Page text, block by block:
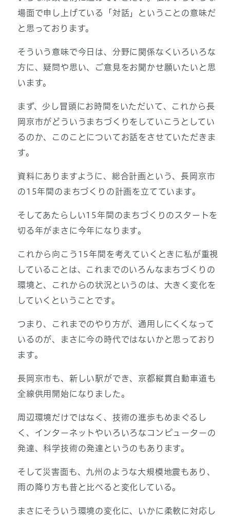
場面で申し上げている「対話」ということの意味だ
と思っております。
そういう意味で今日は、分野に関係なくいろいろな
方に、疑問や思い、ご意見をお聞かせ願いたいと思
います。
まず、少し冒頭にお時間をいただいて、これから長
岡京市がどういうまちづくりをしていこうとしてい
るのか、このことについてお話をさせていただきま
す。
資料にありますように、総合計画という、長岡京市
の15年間のまちづくりの計画を立てています。
そしてあたらしい15年間のまちづくりのスタートを
切る年がまさに今年になります。
これから向こう15年間を考えていくときに私が重視
していることは、これまでのいろんなまちづくりの
環境と、これからの状況というのは、大きく変化を
していくということです。
つまり、これまでのやり方が、通用しにくくなって
いるのが、まさに今の時代ではないかと思っており
ます。
長岡京市も、新しい駅ができ、京都縦貫自動車道も
全線供用開始になりました。
周辺環境だけではなく、技術の進歩もめまぐるし
く、インターネットやいろいろなコンピューターの
発達、科学技術の発達というのもあります。
そして災害面も、九州のような大規模地震もあり、
雨の降り方も昔と比べると変化している。
まさにそういう環境の変化に、いかに柔軟に対応し